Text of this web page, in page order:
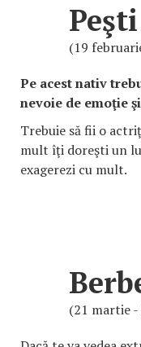
Peşti
(19
Pe acest nativ
nevoie de emoţie
Trebuie să fii o
mult îţi doreşti un
exagerezi cu mult.
(21 martie